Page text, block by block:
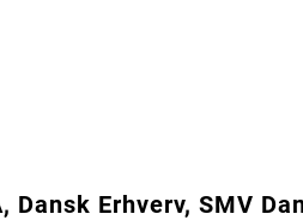
Dansk Erhverv, SMV